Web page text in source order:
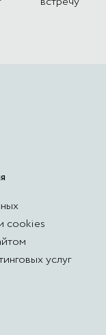
cookies
услуг